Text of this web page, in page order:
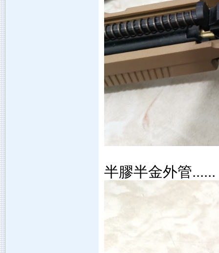
半膠半金外管......